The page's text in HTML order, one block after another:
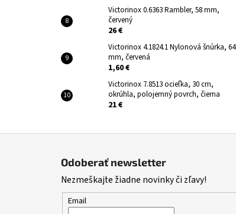
Victorinox 0.6363 Rambler, 58 mm,
červený
26 €
Victorinox 4.1824.1 Nylonová šnúrka, 64
mm, červená
1,60 €
Victorinox 7.8513 ocieľka, 30 cm,
okrúhla, polojemný povrch, čierna
21 €
Odoberať newsletter
Nezmeškajte žiadne novinky či zľavy!
Email